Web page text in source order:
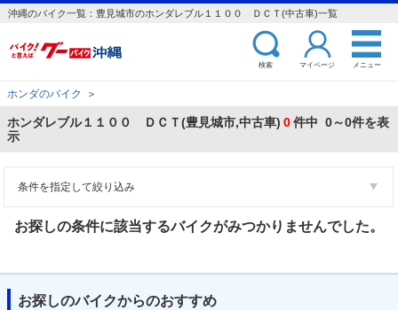
沖縄のバイク一覧：豊見城市のホンダレブル１１００ ＤＣＴ(中古車)一覧
検索 マイページ メニュー
ホンダのバイク ＞
ホンダレブル１１００ ＤＣＴ(豊見城市,中古車) 0件中 0～0件を表
示
条件を指定して絞り込み
お探しの条件に該当するバイクがみつかりませんでした。
お探しのバイクからのおすすめ